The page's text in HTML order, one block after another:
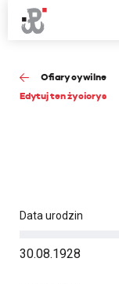
Ofiary cywilne
Edytuj ten życiorys
Data urodzin
30.08.1928